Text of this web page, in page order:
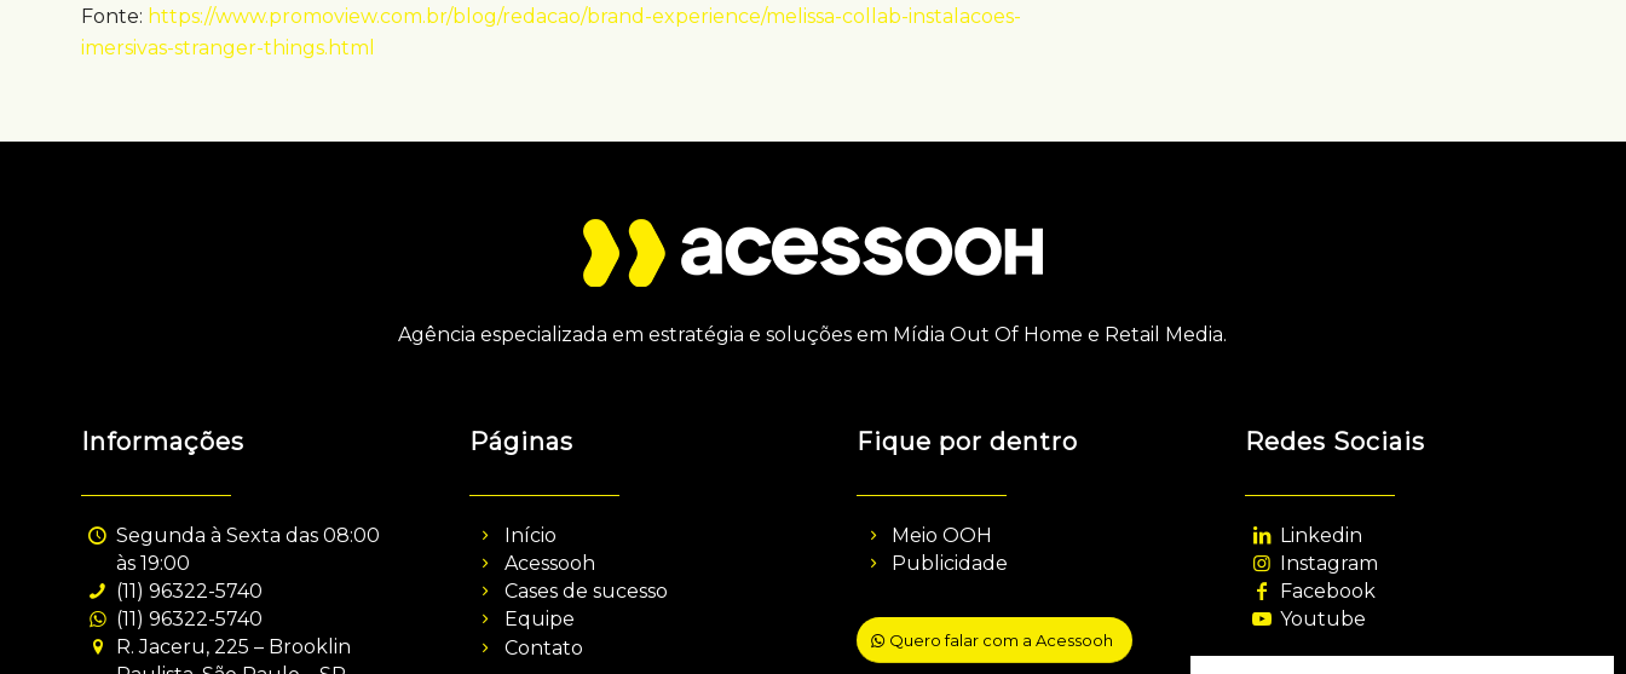
Fonte: https://www.promoview.com.br/blog/redacao/brand-experience/melissa-collab-instalacoes-
imersivas-stranger-things.html
Agência especializada em estratégia e soluções em Mídia Out Of Home e Retail Media.
Informações
Segunda à Sexta das 08:00
às 19:00
(11) 96322-5740
(11) 96322-5740
R. Jaceru, 225 – Brooklin
Páginas
Início
Acessooh
Cases de sucesso
Equipe
Contato
Fique por dentro
Meio OOH
Publicidade
Quero falar com a Acessooh
Redes Sociais
Linkedin
Instagram
Facebook
Youtube